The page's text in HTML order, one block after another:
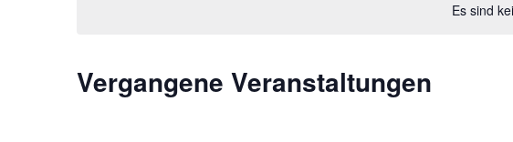
Es sind
Vergangene Veranstaltungen